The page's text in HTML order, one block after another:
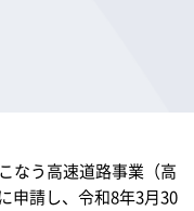
なう高速道路事業（高
申請し、令和8年3月30